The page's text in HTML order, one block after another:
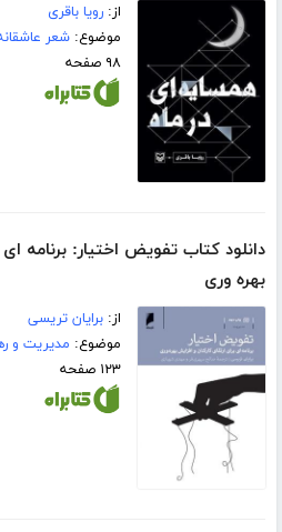
از:رویا باقری
موضوع:شعر
۹۸ صفحه
دانلود کتاب تفویض اختیار: برنامه ای
بهره وری
از:برایان تریسی
موضوع: مدیریت و
۱۲۳ صفحه